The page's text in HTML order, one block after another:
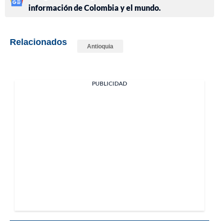
información de Colombia y el mundo.
Relacionados Antioquia
PUBLICIDAD